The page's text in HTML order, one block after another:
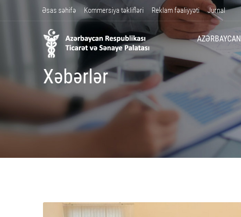
Əsas səhifə Kommersiya təklifləri Reklam fəaliyyəti Jurnal
AZƏRBAYCAN
Xəbərlər